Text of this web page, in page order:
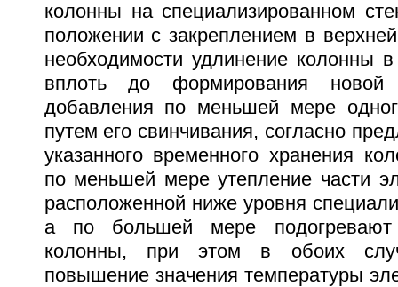
колонны на специализированном
положении с закреплением в
необходимости удлинение колонны
вплоть до формирования
добавления по меньшей мере
путем его свинчивания, согласно
указанного временного хранения
по меньшей мере утепление части
расположенной ниже уровня
а по большей мере подогревают
колонны, при этом в обоих
повышение значения температуры